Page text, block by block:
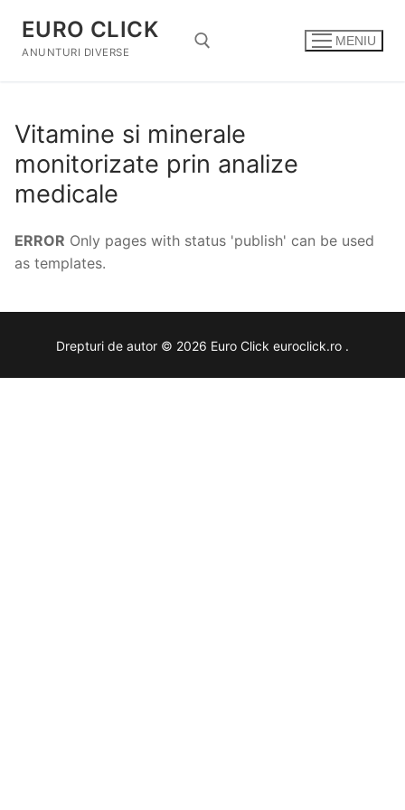
conținut
EURO CLICK
ANUNTURI DIVERSE
MENIU
Vitamine si minerale
monitorizate prin analize
medicale
ERROR Only pages with status 'publish' can be used
as templates.
Drepturi de autor © 2026 Euro Click euroclick.ro .